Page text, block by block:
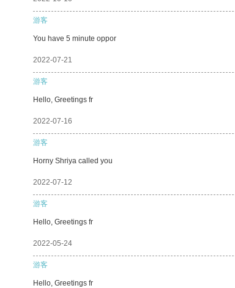
游客
You have 5 minute oppor
2022-07-21
游客
Hello, Greetings fr
2022-07-16
游客
Horny Shriya called you
2022-07-12
游客
Hello, Greetings fr
2022-05-24
游客
Hello, Greetings fr